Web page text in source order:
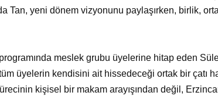
Tan, yeni dönem vizyonunu paylaşırken, birlik,
meslek grubu üyelerine hitap eden
tüm üyelerin kendisini ait hissedeceği ortak bir çatı
kişisel bir makam arayışından değil,